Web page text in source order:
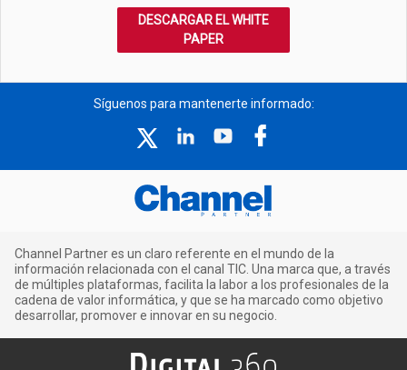
DESCARGAR EL WHITE
PAPER
Síguenos para mantenerte informado:
Channel Partner es un claro referente en el mundo de la
información relacionada con el canal TIC. Una marca que, a través
de múltiples plataformas, facilita la labor a los profesionales de la
cadena de valor informática, y que se ha marcado como objetivo
desarrollar, promover e innovar en su negocio.